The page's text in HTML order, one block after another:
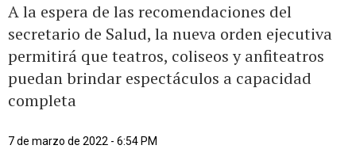
A la espera de las recomendaciones del
secretario de Salud, la nueva orden ejecutiva
permitirá que teatros, coliseos y anfiteatros
puedan brindar espectáculos a capacidad
completa
7 de marzo de 2022 - 6:54 PM